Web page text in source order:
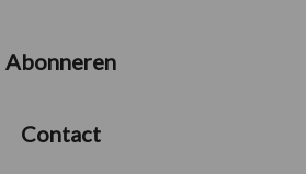
Abonneren
Contact